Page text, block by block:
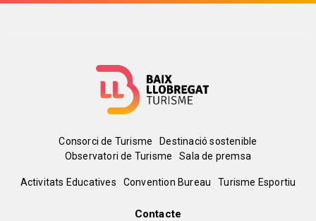
Menú
del
Consorci de Turisme
Destinació sostenible
Observatori de Turisme
Sala de premsa
Peu
Activitats Educatives Convention Bureau Turisme Esportiu
Contacte